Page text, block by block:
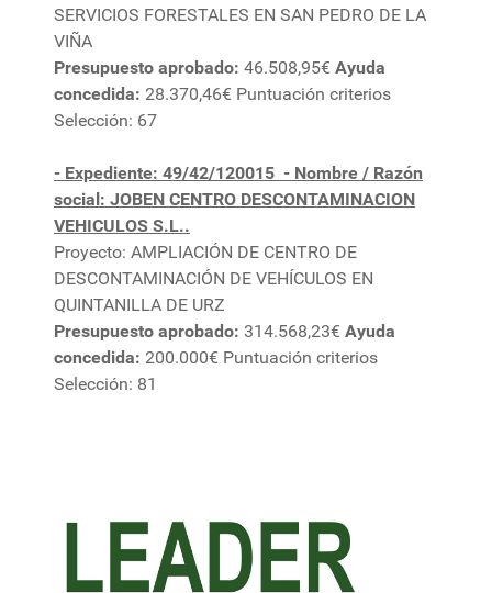
SERVICIOS FORESTALES EN SAN PEDRO DE LA
VIÑA
Presupuesto aprobado: 46.508,95€ Ayuda
concedida: 28.370,46€ Puntuación criterios
Selección: 67
- Expediente: 49/42/120015 - Nombre / Razón
social: JOBEN CENTRO DESCONTAMINACION
VEHICULOS S.L..
Proyecto: AMPLIACIÓN DE CENTRO DE
DESCONTAMINACIÓN DE VEHÍCULOS EN
QUINTANILLA DE URZ
Presupuesto aprobado: 314.568,23€ Ayuda
concedida: 200.000€ Puntuación criterios
Selección: 81